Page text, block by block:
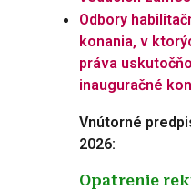
Odbory
konania, v
práva
inauguračné
Vnútorné
2026:
Opatrenie